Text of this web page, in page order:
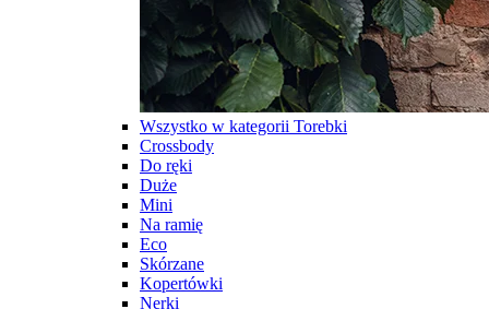
Wszystko w kategorii Torebki
Crossbody
Do ręki
Duże
Mini
Na ramię
Eco
Skórzane
Kopertówki
Nerki